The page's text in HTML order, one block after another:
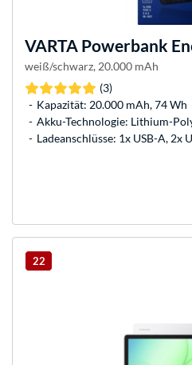
VARTA Powerbank
weiß/schwarz, 20.000 mAh
(3)
Kapazität: 20.000 mAh, 74 Wh
Akku-Technologie: Lithium-
Ladeanschlüsse: 1x USB-A, 2x
22